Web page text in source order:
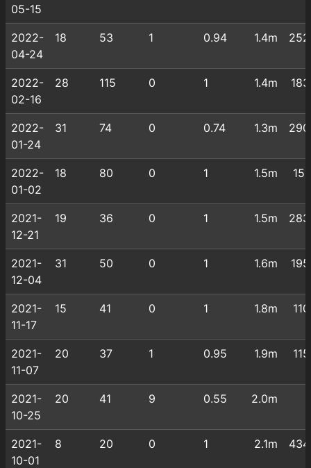
05-15
2022-
04-24
18 53 1 0.94 1.4m
2022-
02-16
28 115 0 1 1.4m
2022-
01-24
31 74 0 0.74 1.3m
2022-
01-02
18 80 0 1 1.5m
2021-
12-21
19 36 0 1 1.5m
2021-
12-04
31 50 0 1 1.6m
2021-
11-17
15 41 0 1 1.8m
2021-
11-07
20 37 1 0.95 1.9m
2021-
10-25
20 41 9 0.55 2.0m
2021-
10-01
8 20 0 1 2.1m